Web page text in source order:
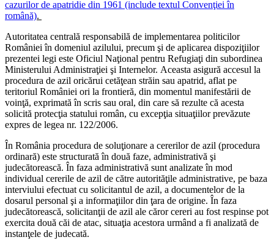
cazurilor de apatridie din 1961 (include textul Convenţiei în
română).
Autoritatea centrală responsabilă de implementarea politicilor
României în domeniul azilului, precum şi de aplicarea dispoziţiilor
prezentei legi este Oficiul Naţional pentru Refugiaţi din subordinea
Ministerului Administraţiei şi Internelor. Aceasta asigură accesul la
procedura de azil oricărui cetăţean străin sau apatrid, aflat pe
teritoriul României ori la frontieră, din momentul manifestării de
voinţă, exprimată în scris sau oral, din care să rezulte că acesta
solicită protecţia statului român, cu excepţia situaţiilor prevăzute
expres de legea nr. 122/2006.
În România procedura de soluţionare a cererilor de azil (procedura
ordinară) este structurată în două faze, administrativă şi
judecătorească. În faza administrativă sunt analizate în mod
individual cererile de azil de către autorităţile administrative, pe baza
interviului efectuat cu solicitantul de azil, a documentelor de la
dosarul personal şi a informaţiilor din ţara de origine. În faza
judecătorească, solicitanţii de azil ale căror cereri au fost respinse pot
exercita două căi de atac, situaţia acestora urmând a fi analizată de
instanţele de judecată.